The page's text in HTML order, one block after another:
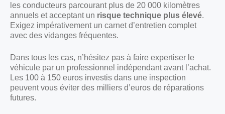
les conducteurs parcourant plus de 20 000 kilomètres
annuels et acceptant un risque technique plus élevé.
Exigez impérativement un carnet d’entretien complet
avec des vidanges fréquentes.
Dans tous les cas, n’hésitez pas à faire expertiser le
véhicule par un professionnel indépendant avant l’achat.
Les 100 à 150 euros investis dans une inspection
peuvent vous éviter des milliers d’euros de réparations
futures.